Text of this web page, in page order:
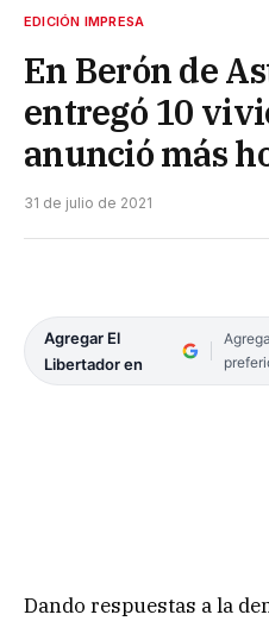
EDICIÓN IMPRESA
En Berón de
entregó 10
anunció más
31 de julio de 2021
Agregar El
Libertador en
Dando respuestas a la